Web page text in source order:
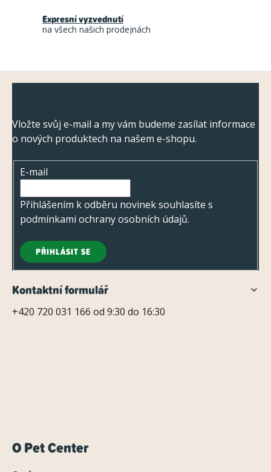
p
r
k
ý
p
i
Expresní vyzvednutí
na všech našich prodejnách
Vložte svůj e-mail a my vám budeme zasílat informace
o nových produktech na našem e-shopu.
E-mail
Přihlášením k odběru novinek souhlasíte s
podmínkami ochrany osobních údajů.
PŘIHLÁSIT SE
Kontaktní formulář
+420 720 031 166 od 9:30 do 16:30
O Pet Center